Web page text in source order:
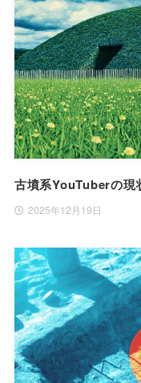
古墳系YouTuberの現
2025年12月19日